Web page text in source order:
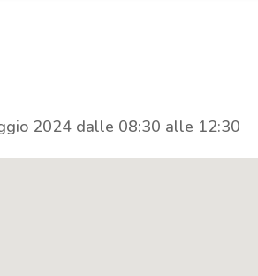
2024 dalle 08:30 alle 12:30